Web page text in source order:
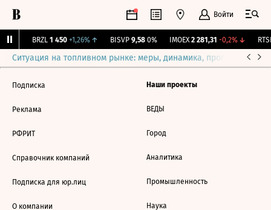
Войти
BRZL 1 450 +1,26%↑ BISVP 9,58 0% IMOEX 2 281,31 -0,2%↓ RTSI
Ситуация на топливном рынке: меры, динамика, прогнозы
Подписка
Реклама
РФРИТ
Справочник компаний
Подписка для юр.лиц
О компании
Наши проекты
ВЕДЫ
Город
Аналитика
Промышленность
Наука